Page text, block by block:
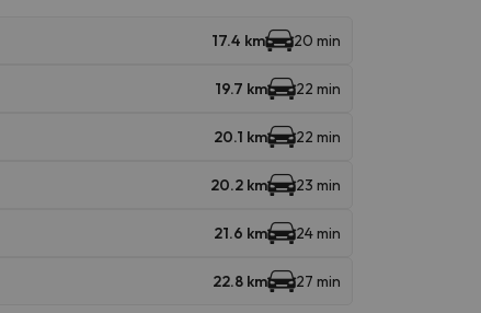
17.4 km 20 min
19.7 km 22 min
20.1 km 22 min
20.2 km 23 min
21.6 km 24 min
22.8 km 27 min